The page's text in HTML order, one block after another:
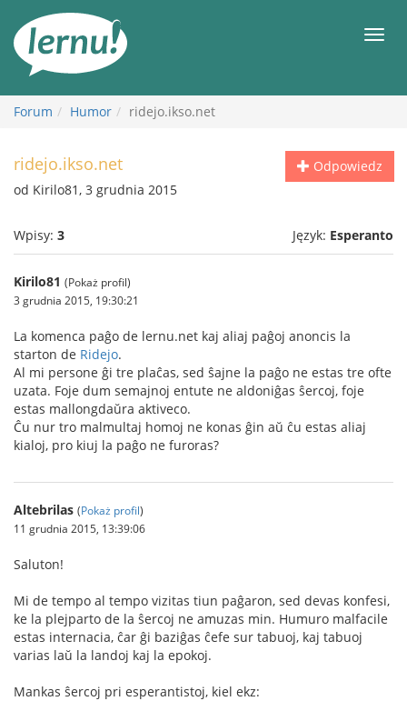
Forum Humor ridejo.ikso.net
Odpowiedz
ridejo.ikso.net
od Kirilo81, 3 grudnia 2015
Wpisy: 3 Język: Esperanto
Kirilo81 (Pokaż profil)
3 grudnia 2015, 19:30:21
La komenca paĝo de lernu.net kaj aliaj paĝoj anoncis la
starton de Ridejo.
Al mi persone ĝi tre plaĉas, sed ŝajne la paĝo ne estas tre ofte
uzata. Foje dum semajnoj entute ne aldoniĝas ŝercoj, foje
estas mallongdaŭra aktiveco.
Ĉu nur tro malmultaj homoj ne konas ĝin aŭ ĉu estas aliaj
kialoj, pro kiuj la paĝo ne furoras?
Altebrilas (Pokaż profil)
11 grudnia 2015, 13:39:06
Saluton!
Mi de tempo al tempo vizitas tiun paĝaron, sed devas konfesi,
ke la plejparto de la ŝercoj ne amuzas min. Humuro malfacile
estas internacia, ĉar ĝi baziĝas ĉefe sur tabuoj, kaj tabuoj
varias laŭ la landoj kaj la epokoj.
Mankas ŝercoj pri esperantistoj, kiel ekz: